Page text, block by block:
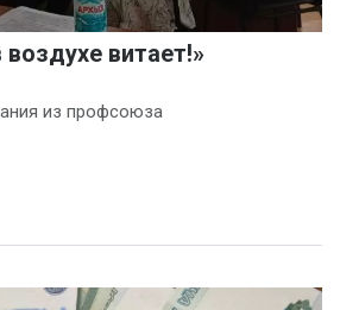
витает!»
из профсоюза